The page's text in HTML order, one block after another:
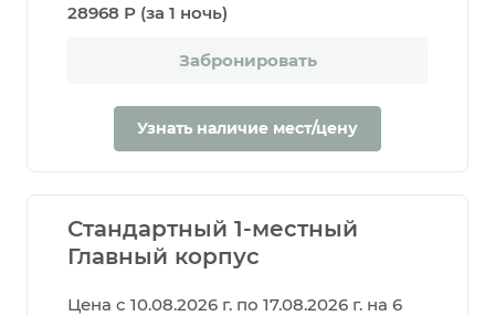
28968 Р (за 1 ночь)
Забронировать
Узнать наличие мест/цену
Стандартный 1-местный
Главный корпус
Цена с 10.08.2026 г. по 17.08.2026 г. на 6